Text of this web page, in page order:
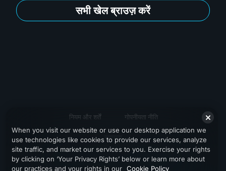
सभी खेल ब्राउज़ करें
नियम और शर्तें गोपनीयता नीति
सहायता
When you visit our website or use our desktop application we
use technologies like cookies to provide our services, analyze
site traffic, and market our services to you. Exercise your rights
by clicking on ‘Your Privacy Rights’ below or learn more about
our practices and your rights in our Cookie Policy